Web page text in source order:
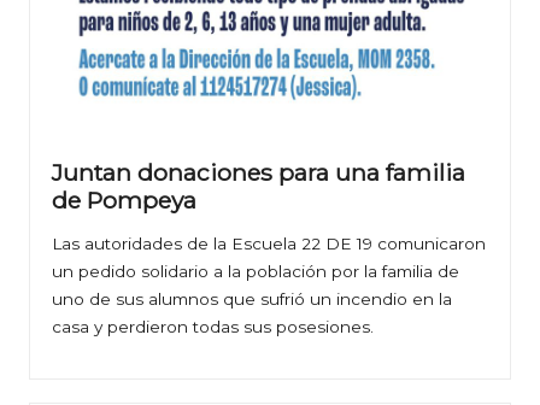
Juntan donaciones para una familia
de Pompeya
Las autoridades de la Escuela 22 DE 19 comunicaron
un pedido solidario a la población por la familia de
uno de sus alumnos que sufrió un incendio en la
casa y perdieron todas sus posesiones.